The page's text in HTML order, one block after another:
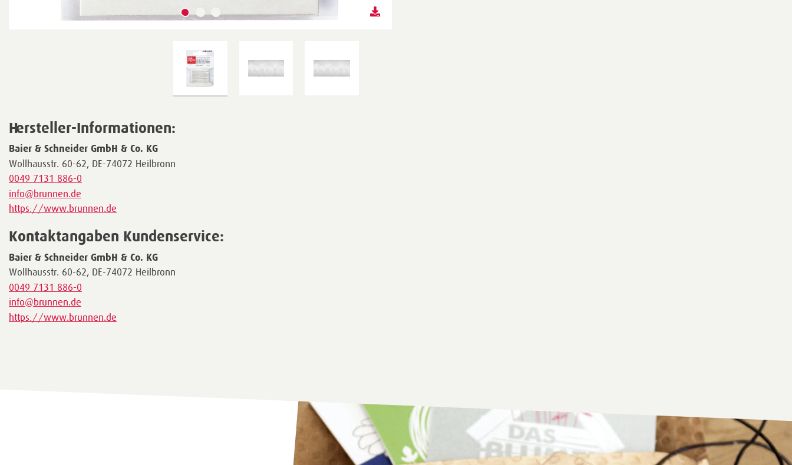
Hersteller-Informationen:
Baier & Schneider GmbH & Co. KG
Wollhausstr. 60-62, DE-74072 Heilbronn
0049 7131 886-0
info@brunnen.de
https://www.brunnen.de
Kontaktangaben Kundenservice:
Baier & Schneider GmbH & Co. KG
Wollhausstr. 60-62, DE-74072 Heilbronn
0049 7131 886-0
info@brunnen.de
https://www.brunnen.de